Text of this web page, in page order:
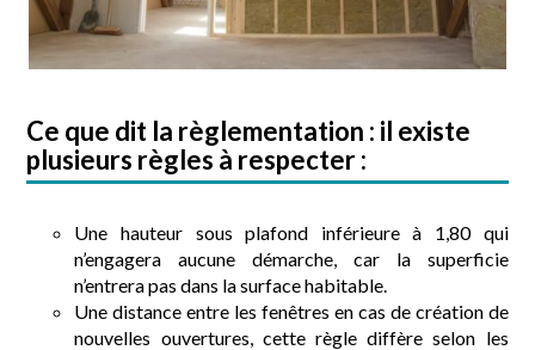
Ce que dit la règlementation : il existe
plusieurs règles à respecter :
Une hauteur sous plafond inférieure à 1,80 qui
n’engagera aucune démarche, car la superficie
n’entrera pas dans la surface habitable.
Une distance entre les fenêtres en cas de création de
nouvelles ouvertures, cette règle diffère selon les